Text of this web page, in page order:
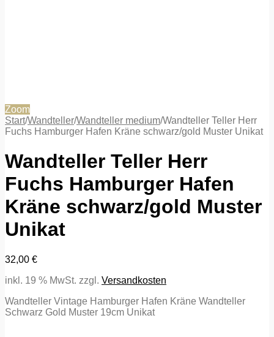
Zoom
Start/Wandteller/Wandteller medium/Wandteller Teller Herr
Fuchs Hamburger Hafen Kräne schwarz/gold Muster Unikat
Wandteller Teller Herr
Fuchs Hamburger Hafen
Kräne schwarz/gold Muster
Unikat
32,00 €
inkl. 19 % MwSt. zzgl. Versandkosten
Wandteller Vintage Hamburger Hafen Kräne Wandteller
Schwarz Gold Muster 19cm Unikat